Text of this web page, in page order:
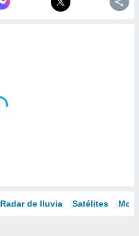
Radar de lluvia Satélites